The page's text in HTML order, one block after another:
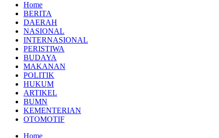
Home
BERITA
DAERAH
NASIONAL
INTERNASIONAL
PERISTIWA
BUDAYA
MAKANAN
POLITIK
HUKUM
ARTIKEL
BUMN
KEMENTERIAN
OTOMOTIF
Home